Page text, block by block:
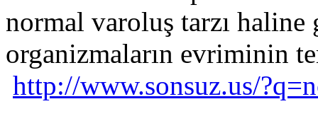
normal varoluş tarzı
organizmaların evriminin
http://www.sonsuz.us/